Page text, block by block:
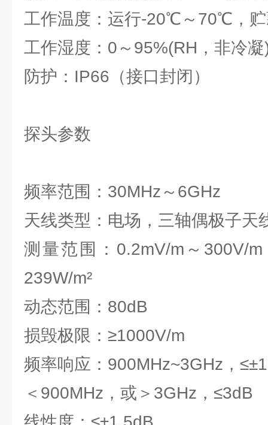
工作温度：运行-20℃～70℃，
工作湿度：0～95%(RH，非冷凝
防护：IP66（接口封闭）
探头参数
频率范围：30MHz～6GHz
天线类型：电场，三轴偶极子天
测量范围：0.2mV/m～300V/m
239W/m²
动态范围：80dB
损毁极限：≥1000V/m
频率响应：900MHz~3GHz，
＜900MHz，或＞3GHz，≤3dB